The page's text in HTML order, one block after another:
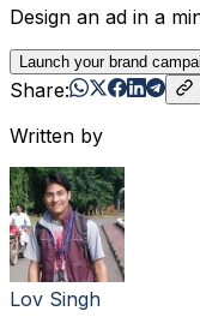
Design an ad in a
Launch your brand
Share:
Written by
Lov Singh